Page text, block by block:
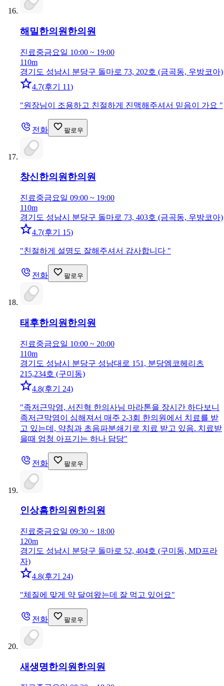
해밀한의원 한의원
진료중금요일 10:00 ~ 19:00
110m
경기도 성남시 분당구 돌마로 73, 202호 (금곡동, 우방코아)
4.7(후기 11)
"원장님이 조용하고 친절하게 진맥해주셔서 믿음이 가요 "
전화 팔로우
창신한의원한의원
진료중금요일 09:00 ~ 19:00
110m
경기도 성남시 분당구 돌마로 73, 403호 (금곡동, 우방코아)
4.7(후기 15)
"친절하게 설명도 잘해주셔서 감사합니다 "
전화 팔로우
태후한의원 한의원
진료중금요일 10:00 ~ 20:00
110m
경기도 성남시 분당구 성남대로 151, 분당엠코헤리츠
215,234호 (구미동)
4.8(후기 24)
"족저근막염, 서진혁 한의사님 마라톤을 장시간 하다보니
족저근막염이 심해져서 매주 2-3회 한의원에서 치료를 받
고 있는데, 약침과 초음파분쇄기로 치료 받고 있음. 치료받
을때 엄청 아프기는 하나 담당"
전화 팔로우
인상흠한의원한의원
진료중금요일 09:30 ~ 18:00
120m
경기도 성남시 분당구 돌마로 52, 404호 (구미동, MD프라
자)
4.8(후기 24)
"체질에 맞게 약 달여왔는데 잘 먹고 있어요"
전화 팔로우
새생명한의원 한의원